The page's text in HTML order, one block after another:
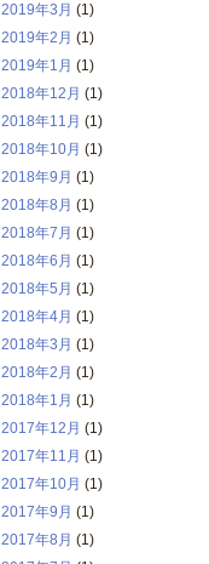
2019年3月 (1)
2019年2月 (1)
2019年1月 (1)
2018年12月 (1)
2018年11月 (1)
2018年10月 (1)
2018年9月 (1)
2018年8月 (1)
2018年7月 (1)
2018年6月 (1)
2018年5月 (1)
2018年4月 (1)
2018年3月 (1)
2018年2月 (1)
2018年1月 (1)
2017年12月 (1)
2017年11月 (1)
2017年10月 (1)
2017年9月 (1)
2017年8月 (1)